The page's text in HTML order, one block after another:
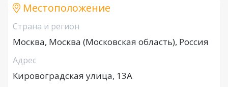
Местоположение
Страна и регион
Москва, Москва (Московская область), Россия
Адрес
Кировоградская улица, 13А